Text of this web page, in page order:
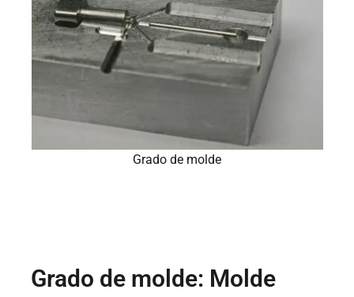
Grado de molde
Grado de molde: Molde